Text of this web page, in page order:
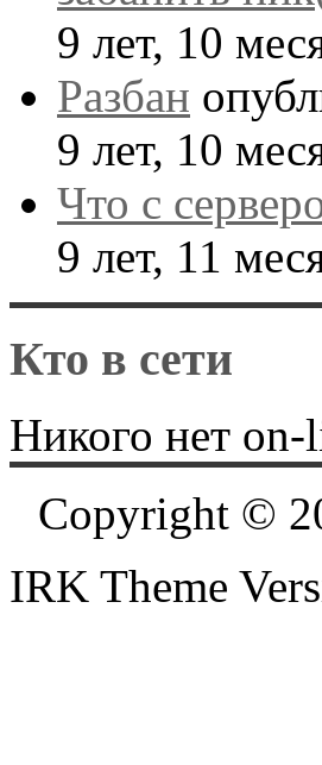
9 лет, 10
Разбан
9 лет, 10
Что с
9 лет, 11
Кто в сети
Никого нет on-
Copyright ©
IRK Theme